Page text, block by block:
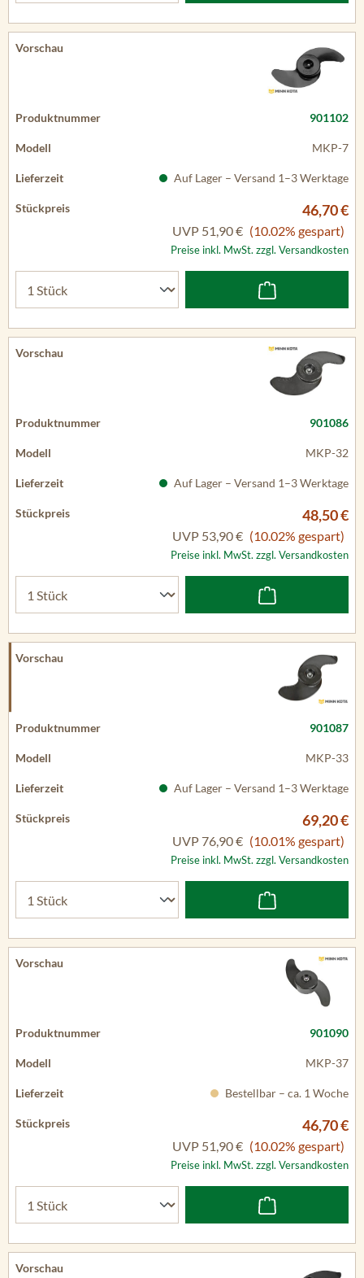
901102
MKP-7
Auf Lager – Versand 1–3 Werktage
46,70 €
UVP 51,90 € (10.02% gespart)
Preise inkl. MwSt. zzgl. Versandkosten
901086
MKP-32
Auf Lager – Versand 1–3 Werktage
48,50 €
UVP 53,90 € (10.02% gespart)
Preise inkl. MwSt. zzgl. Versandkosten
901087
MKP-33
Auf Lager – Versand 1–3 Werktage
69,20 €
UVP 76,90 € (10.01% gespart)
Preise inkl. MwSt. zzgl. Versandkosten
901090
MKP-37
Bestellbar – ca. 1 Woche
46,70 €
UVP 51,90 € (10.02% gespart)
Preise inkl. MwSt. zzgl. Versandkosten